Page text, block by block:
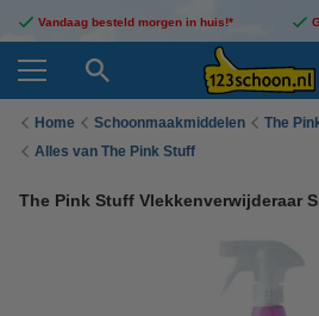
Vandaag besteld morgen in huis!*
Home Schoonmaakmiddelen
The
Alles van The Pink Stuff
The Pink Stuff Vlekkenverwijderaar